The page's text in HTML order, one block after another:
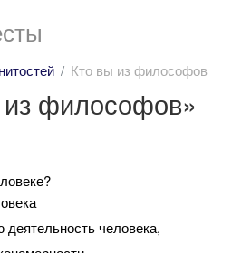
Кто вы из философов
философов»
деятельность человека,